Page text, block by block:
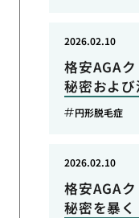
格安AGA
秘密およ
2026.02.10
円形脱毛症
格安AGA
秘密を暴く
2026.02.10